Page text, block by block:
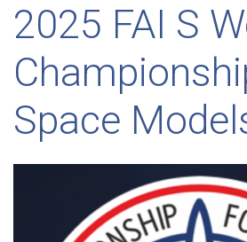
2025 FAI S
Space